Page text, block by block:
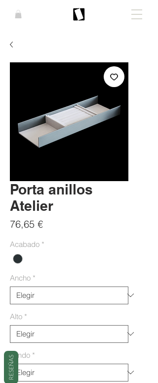
Porta anillos
Atelier
76,65 €Precio
Acabado *
Ancho *
Alto *
Fondo *
RESEÑAS